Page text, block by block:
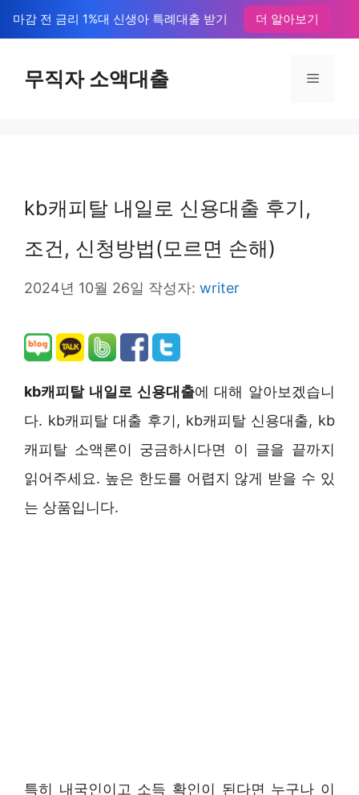
텐
마감 전 금리 1%대 신생아 특례대출 받기 더 알아보기
무직자 소액대출 메
kb캐피탈 내일로 신용대출 후기,
조건, 신청방법(모르면 손해)
2024년 10월 26일 작성자: writer
kb캐피탈 내일로 신용대출에 대해 알아보겠습니
다. kb캐피탈 대출 후기, kb캐피탈 신용대출, kb
캐피탈 소액론이 궁금하시다면 이 글을 끝까지
읽어주세요. 높은 한도를 어렵지 않게 받을 수 있
는 상품입니다.
특히 내국인이고 소득 확인이 된다면 누구나 이